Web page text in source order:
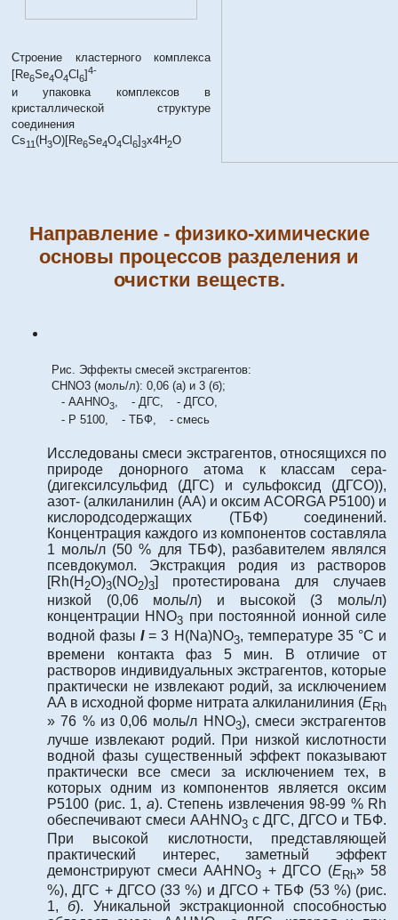
Строение кластерного комплекса
[Re6Se4O4Cl 6]4-
и упаковка комплексов в
кристаллической структуре
соединения
Cs11(H3O)[Re6Se4O4Cl6]3x4H2O
Направление - физико-химические
основы процессов разделения и
очистки веществ.
Рис. Эффекты смесей экстрагентов:
CHNO3 (моль/л): 0,06 (а) и 3 (б);
- AAHNO3, - ДГС,
- ДГСО,
- P 5100,
- ТБФ, - смесь
Исследованы смеси экстрагентов, относящихся по
природе донорного атома к классам сера-
(дигексилсульфид (ДГС) и сульфоксид (ДГСО)),
азот- (алкиланилин (АА) и оксим ACORGA P5100) и
кислородсодержащих (ТБФ) соединений.
Концентрация каждого из компонентов составляла
1 моль/л (50 % для ТБФ), разбавителем являлся
псевдокумол. Экстракция родия из растворов
[Rh(H 2O)3(NO2)3] протестирована для случаев
низкой (0,06 моль/л) и высокой (3 моль/л)
концентрации HNO3 при постоянной ионной силе
водной фазыI= 3 H(Na)NO3, температуре 35 °С и
времени контакта фаз 5 мин. В отличие от
растворов индивидуальных экстрагентов, которые
практически не извлекают родий, за исключением
АА в исходной форме нитрата алкиланилиния (ERh
» 76 % из 0,06 моль/л HNO3), смеси экстрагентов
лучше извлекают родий. При низкой кислотности
водной фазы существенный эффект показывают
практически все смеси за исключением тех, в
которых одним из компонентов является оксим
Р5100 (рис. 1, а). Степень извлечения 98-99 % Rh
обеспечивают смеси AАHNO3с ДГС, ДГСО и ТБФ.
При высокой кислотности, представляющей
практический интерес, заметный эффект
демонстрируют смеси AАHNO3 + ДГСО (ERh» 58
%), ДГС + ДГСО (33 %) и ДГСО + ТБФ (53 %) (рис.
1,б). Уникальной экстракционной способностью